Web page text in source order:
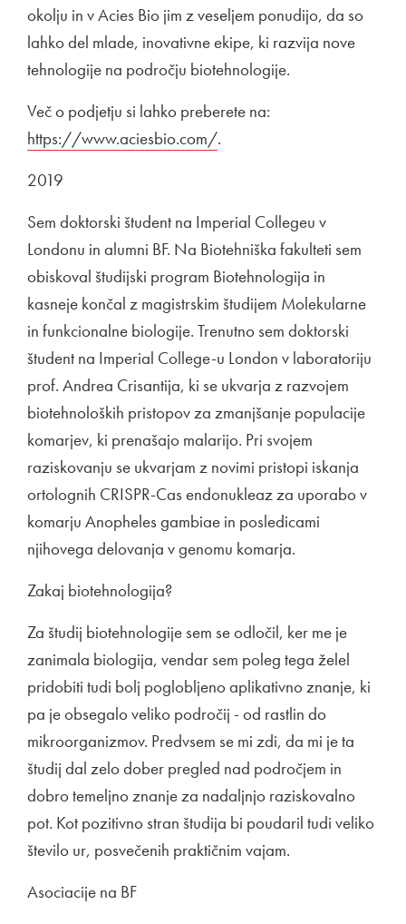
okolju in v Acies Bio jim z veseljem ponudijo, da so
lahko del mlade, inovativne ekipe, ki razvija nove
tehnologije na področju biotehnologije.
Več o podjetju si lahko preberete na:
https://www.aciesbio.com/Odpira se v novem oknu
.
2019
Sem doktorski študent na Imperial Collegeu v
Londonu in alumni BF. Na Biotehniška fakulteti sem
obiskoval študijski program Biotehnologija in
kasneje končal z magistrskim študijem Molekularne
in funkcionalne biologije. Trenutno sem doktorski
študent na Imperial College-u London v laboratoriju
prof. Andrea Crisantija, ki se ukvarja z razvojem
biotehnoloških pristopov za zmanjšanje populacije
komarjev, ki prenašajo malarijo. Pri svojem
raziskovanju se ukvarjam z novimi pristopi iskanja
ortolognih CRISPR-Cas endonukleaz za uporabo v
komarju Anopheles gambiae in posledicami
njihovega delovanja v genomu komarja.
Zakaj biotehnologija?
Za študij biotehnologije sem se odločil, ker me je
zanimala biologija, vendar sem poleg tega želel
pridobiti tudi bolj poglobljeno aplikativno znanje, ki
pa je obsegalo veliko področij - od rastlin do
mikroorganizmov. Predvsem se mi zdi, da mi je ta
študij dal zelo dober pregled nad področjem in
dobro temeljno znanje za nadaljnjo raziskovalno
pot. Kot pozitivno stran študija bi poudaril tudi veliko
število ur, posvečenih praktičnim vajam.
Asociacije na BF